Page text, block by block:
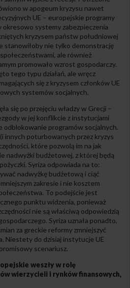
w apogeum kryzysu nawet
UE – europejskie programy
okresowo systemy zabezpieczenia
kryzysem państw południowej
stanowiłoby nie tylko demonstrację
ale również
promowało wzrost gospodarczy.
tego typu działań, ale wręcz
się z kryzysem członków UE
systemów socjalnych.
się po przejęciu władzy w Grecji –
w jej konflikcie z instytucjami
odblokowanie programów socjalnych.
innych poturbowanych przez kryzys
które pozwolą im na jak
nadwyżki budżetowej, z której będą
Syriza odpowiada na to:
nadwyżkę budżetową i ciąć
zakresie i nie kosztem
To podejście jest
punktu widzenia, ponieważ
nie są właściwą odpowiedzią
Syriza uznała ponadto,
za greckie reformy zmniejszyć
Niestety do dzisiaj instytucje UE
scenariusz.
weszły w rolę
wierzycieli i rynków finansowych,